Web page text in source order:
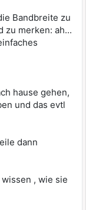
Bandbreite zu
zu merken: ah...
hause gehen,
und das evtl
dann
, wie sie